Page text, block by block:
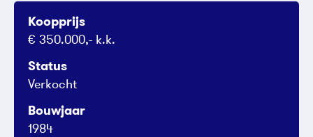
Koopprijs
€ 350.000,- k.k.
Status
Verkocht
Bouwjaar
1984